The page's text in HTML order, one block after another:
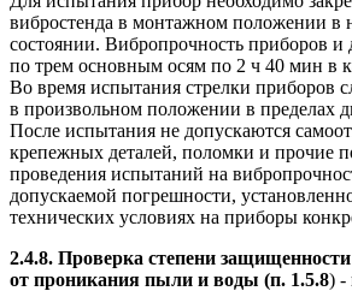
вибростенда в монтажном положении в
состоянии. Вибропрочность приборов и
по трем основным осям по 2 ч 40 мин в
Во время испытания стрелки приборов
в произвольном положении в пределах
После испытания не допускаются
крепежных деталей, поломки и прочие
проведения испытаний на
допускаемой погрешности,
технических условиях на приборы
2.4.8. Проверка степени
от проникания пыли и воды (п. 1.5.8) -